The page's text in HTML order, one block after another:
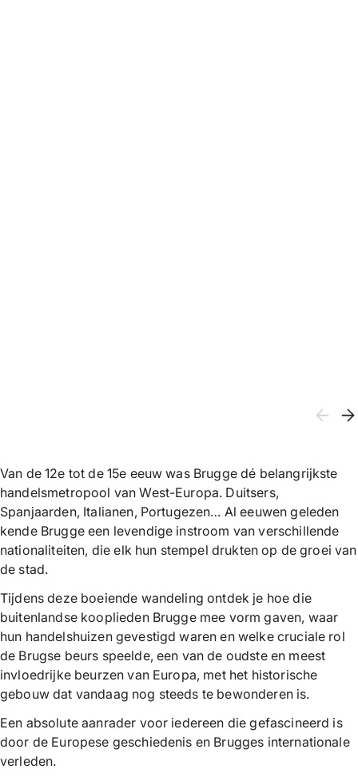
Van de 12e tot de 15e eeuw was Brugge dé belangrijkste
handelsmetropool van West-Europa. Duitsers,
Spanjaarden, Italianen, Portugezen… Al eeuwen geleden
kende Brugge een levendige instroom van verschillende
nationaliteiten, die elk hun stempel drukten op de groei van
de stad.
Tijdens deze boeiende wandeling ontdek je hoe die
buitenlandse kooplieden Brugge mee vorm gaven, waar
hun handelshuizen gevestigd waren en welke cruciale rol
de Brugse beurs speelde, een van de oudste en meest
invloedrijke beurzen van Europa, met het historische
gebouw dat vandaag nog steeds te bewonderen is.
Een absolute aanrader voor iedereen die gefascineerd is
door de Europese geschiedenis en Brugges internationale
verleden.